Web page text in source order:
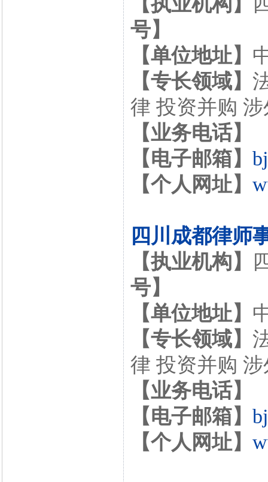
号】
【单位地址】
【专长领域】
律 投资并购
【业务电话】
【电子邮箱】
【个人网址】
四川成都律师
【执业机构】
号】
【单位地址】
【专长领域】
律 投资并购
【业务电话】
【电子邮箱】
【个人网址】